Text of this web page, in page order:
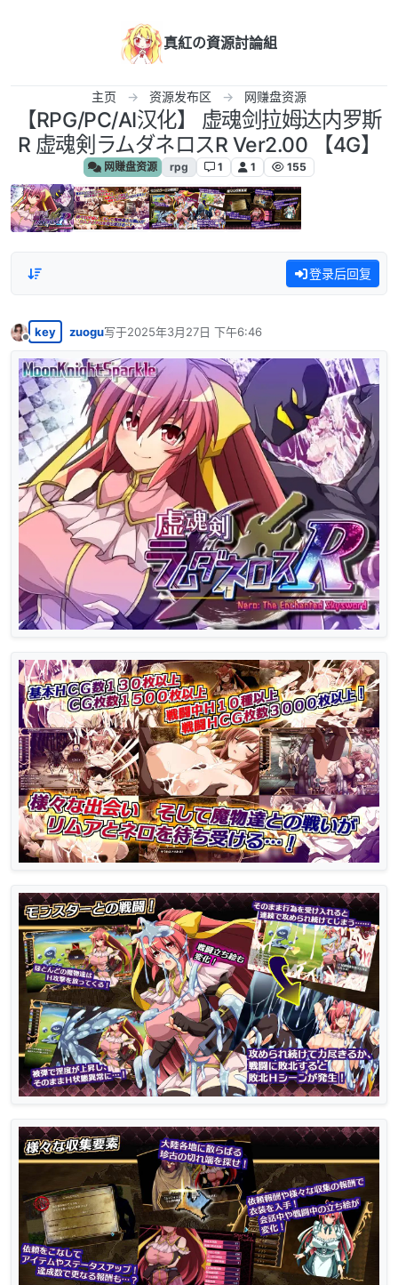
真紅の資源討論組
主页 资源发布区 网赚盘资源
【RPG/PC/AI汉化】 虚魂剑拉姆达内罗斯
R 虚魂剣ラムダネロスR Ver2.00 【4G】
网赚盘资源 rpg 1 1 155
登录后回复
离线
key zuogu写于2025年3月27日 下午6:46
最后由 编辑